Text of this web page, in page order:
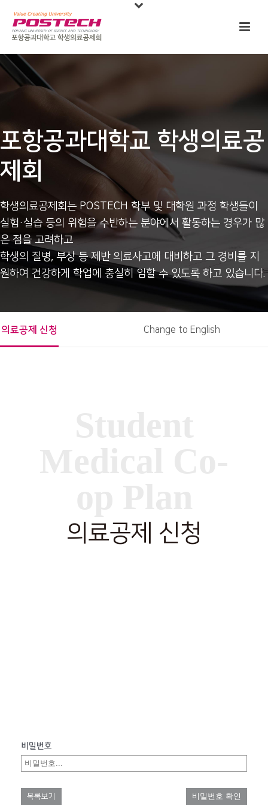
포항공과대학교 학생의료공
제회
학생의료공제회는 POSTECH 학부 및 대학원 과정 학생들이
실험·실습 등의 위험을 수반하는 분야에서 활동하는 경우가 많
은 점을 고려하고
학생의 질병, 부상 등 제반 의료사고에 대비하고 그 경비를 지
원하여 건강하게 학업에 충실히 임할 수 있도록 하고 있습니다.
의료공제 신청 Change to English
의료공제 신청
비밀번호
목록보기 비밀번호 확인